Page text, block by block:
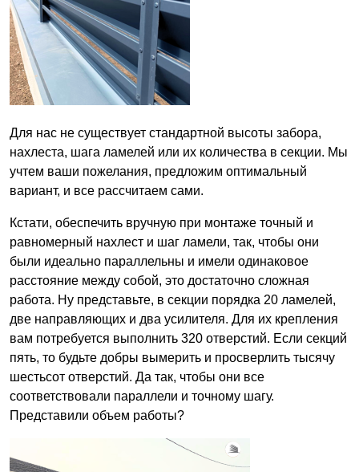
Для нас не существует стандартной высоты забора,
нахлеста, шага ламелей или их количества в секции. Мы
учтем ваши пожелания, предложим оптимальный
вариант, и все рассчитаем сами.
Кстати, обеспечить вручную при монтаже точный и
равномерный нахлест и шаг ламели, так, чтобы они
были идеально параллельны и имели одинаковое
расстояние между собой, это достаточно сложная
работа. Ну представьте, в секции порядка 20 ламелей,
две направляющих и два усилителя. Для их крепления
вам потребуется выполнить 320 отверстий. Если секций
пять, то будьте добры вымерить и просверлить тысячу
шестьсот отверстий. Да так, чтобы они все
соответствовали параллели и точному шагу.
Представили объем работы?